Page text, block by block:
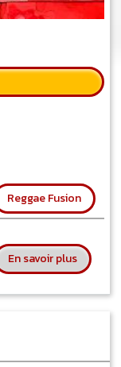
Reggae Fusion
En savoir plussur